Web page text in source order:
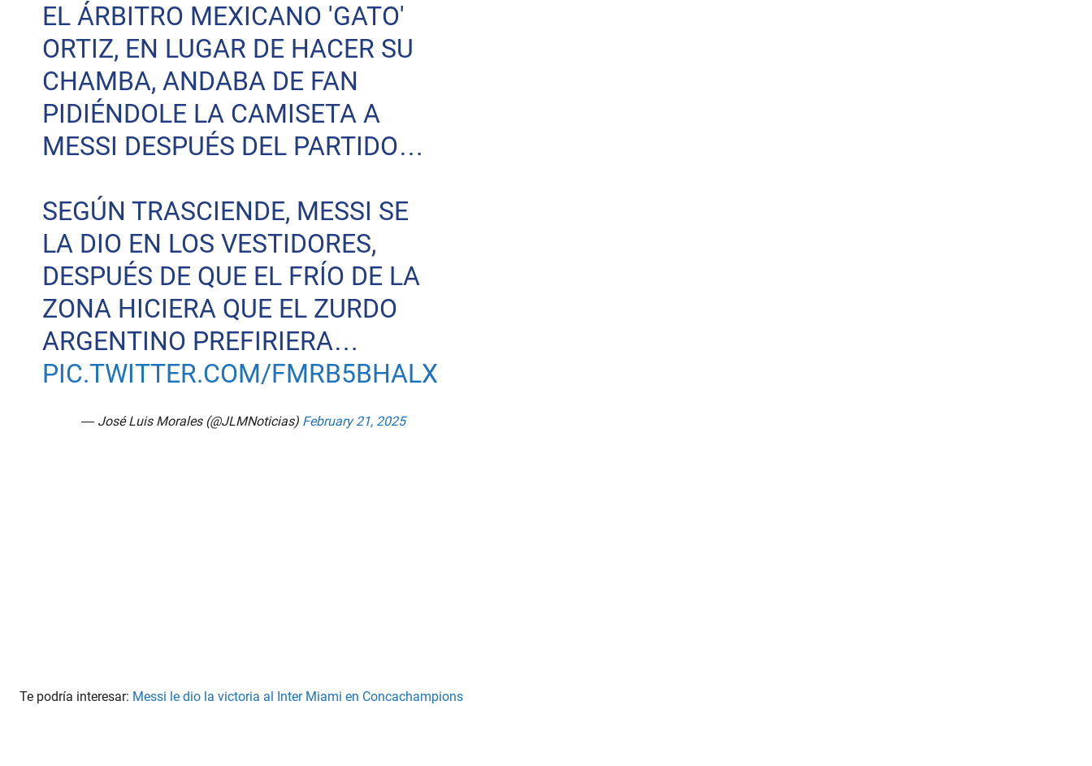
EL ÁRBITRO MEXICANO 'GATO'
ORTIZ, EN LUGAR DE HACER SU
CHAMBA, ANDABA DE FAN
PIDIÉNDOLE LA CAMISETA A
MESSI DESPUÉS DEL PARTIDO…
SEGÚN TRASCIENDE, MESSI SE
LA DIO EN LOS VESTIDORES,
DESPUÉS DE QUE EL FRÍO DE LA
ZONA HICIERA QUE EL ZURDO
ARGENTINO PREFIRIERA…
PIC.TWITTER.COM/FMRB5BHALX
— José Luis Morales (@JLMNoticias) February 21, 2025
Te podría interesar: Messi le dio la victoria al Inter Miami en Concachampions